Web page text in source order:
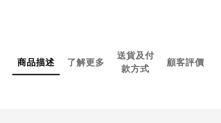
商品描述 了解更多
送貨及付
款方式
顧客評價